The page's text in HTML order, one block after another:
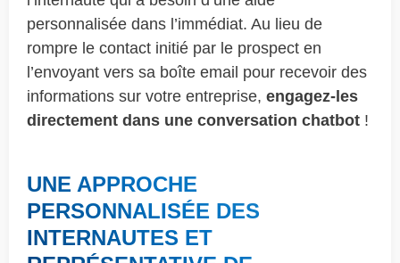
personnalisée dans l’immédiat. Au lieu de
rompre le contact initié par le prospect en
l’envoyant vers sa boîte email pour recevoir des
informations sur votre entreprise, engagez-les
directement dans une conversation chatbot !
UNE APPROCHE
PERSONNALISÉE DES
INTERNAUTES ET